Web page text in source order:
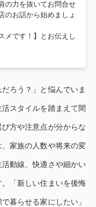
の力を抜いてお問合せ
のお話から始めましょ
メです！】とお伝えし
ろう？」と悩んでいま
スタイルを踏まえて間
方や注意点が分からな
家族の人数や将来の変
動線、快適さや細かい
「新しい住まいを後悔
暮らせる家にしたい」